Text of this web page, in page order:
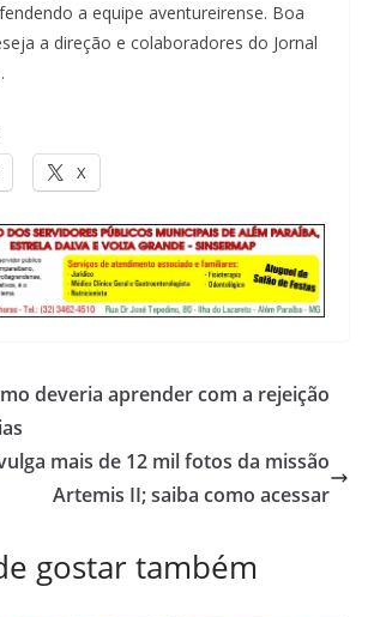
a equipe aventureirense. Boa
a direção e colaboradores do Jornal
X
deveria aprender com a rejeição
mais de 12 mil fotos da missão
Artemis II; saiba como acessar
gostar também